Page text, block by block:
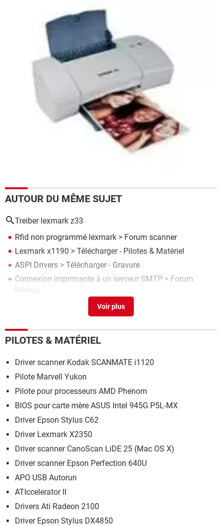
AUTOUR DU MÊME SUJET
Treiber lexmark z33
Rfid non programmé lexmark > Forum scanner
Lexmark x1190 > Télécharger - Pilotes & Matériel
ASPI Drivers > Télécharger - Gravure
Connexion imprimante à un serveur SMTP > Forum
Réseau
> Télécharger - Pilotes & Matériel
PILOTES & MATÉRIEL
Driver scanner Kodak SCANMATE i1120
Pilote Marvell Yukon
Pilote pour processeurs AMD Phenom
BIOS pour carte mère ASUS Intel 945G P5L-MX
Driver Epson Stylus C62
Driver Lexmark X2350
Driver scanner CanoScan LiDE 25 (Mac OS X)
Driver scanner Epson Perfection 640U
APO USB Autorun
ATIccelerator II
Drivers Ati Radeon 2100
Driver Epson Stylus DX4850